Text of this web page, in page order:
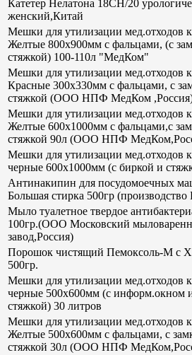
Катетер Нелатона 18CH/20
женский,Китай
Мешки для утилизации мед.отходов
Желтые 800х900мм с фальцами, (с
стяжкой) 100-110л "МедКом"
Мешки для утилизации мед.отходов
Красные 300х330мм с фальцами, с
стяжкой (ООО НПФ МедКом
Мешки для утилизации мед.отходов
Желтые 600х1000мм с фальцами,с
стяжкой 90л (ООО НПФ
Мешки для утилизации мед.отходов
черные 600х1000мм (с биркой и
Антинакипин для посудомоечных
Большая стирка 500гр (производство
Мыло туалетное твердое
100гр.(ООО Московский
завод,Россия)
Порошок чистящий Пемоксоль-М
500гр.
Мешки для утилизации мед.отходов
черные 500х600мм (с информ.окном
стяжкой) 30 литров
Мешки для утилизации мед.отходов
Желтые 500х600мм с фальцами, с
стяжкой 30л (ООО НПФ